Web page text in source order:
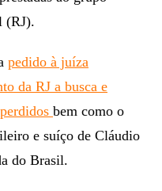
(RJ).
pedido à juíza
da RJ a busca e
bem como o
e suíço de Cláudio
do Brasil.